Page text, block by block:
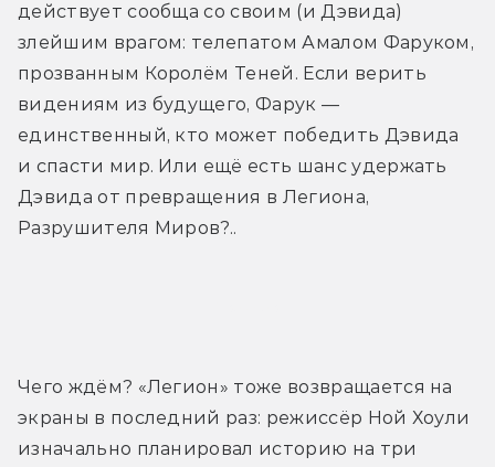
действует сообща со своим (и Дэвида)
злейшим врагом: телепатом Амалом Фаруком,
прозванным Королём Теней. Если верить
видениям из будущего, Фарук —
единственный, кто может победить Дэвида
и спасти мир. Или ещё есть шанс удержать
Дэвида от превращения в Легиона,
Разрушителя Миров?..
Чего ждём? «Легион» тоже возвращается на
экраны в последний раз: режиссёр Ной Хоули
изначально планировал историю на три